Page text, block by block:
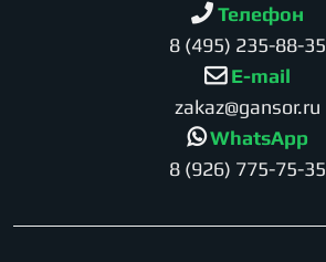
Телефон
8 (495) 235-88-35
E-mail
zakaz@gansor.ru
WhatsApp
8 (926) 775-75-35